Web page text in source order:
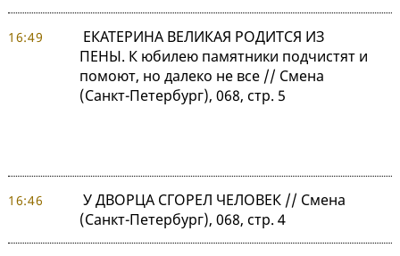
16:49
ЕКАТЕРИНА ВЕЛИКАЯ РОДИТСЯ ИЗ
ПЕНЫ. К юбилею памятники подчистят и
помоют, но далеко не все // Смена
(Санкт-Петербург), 068, стр. 5
16:46
У ДВОРЦА СГОРЕЛ ЧЕЛОВЕК // Смена
(Санкт-Петербург), 068, стр. 4